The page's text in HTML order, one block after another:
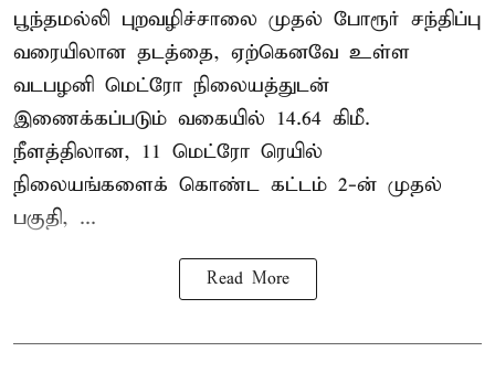
பூந்தமல்லி புறவழிச்சாலை முதல் போரூர் சந்திப்பு
வரையிலான தடத்தை, ஏற்கெனவே உள்ள
வடபழனி மெட்ரோ நிலையத்துடன்
இணைக்கப்படும் வகையில் 14.64 கிமீ.
நீளத்திலான, 11 மெட்ரோ ரெயில்
நிலையங்களைக் கொண்ட கட்டம் 2-ன் முதல்
பகுதி, ...
Read More